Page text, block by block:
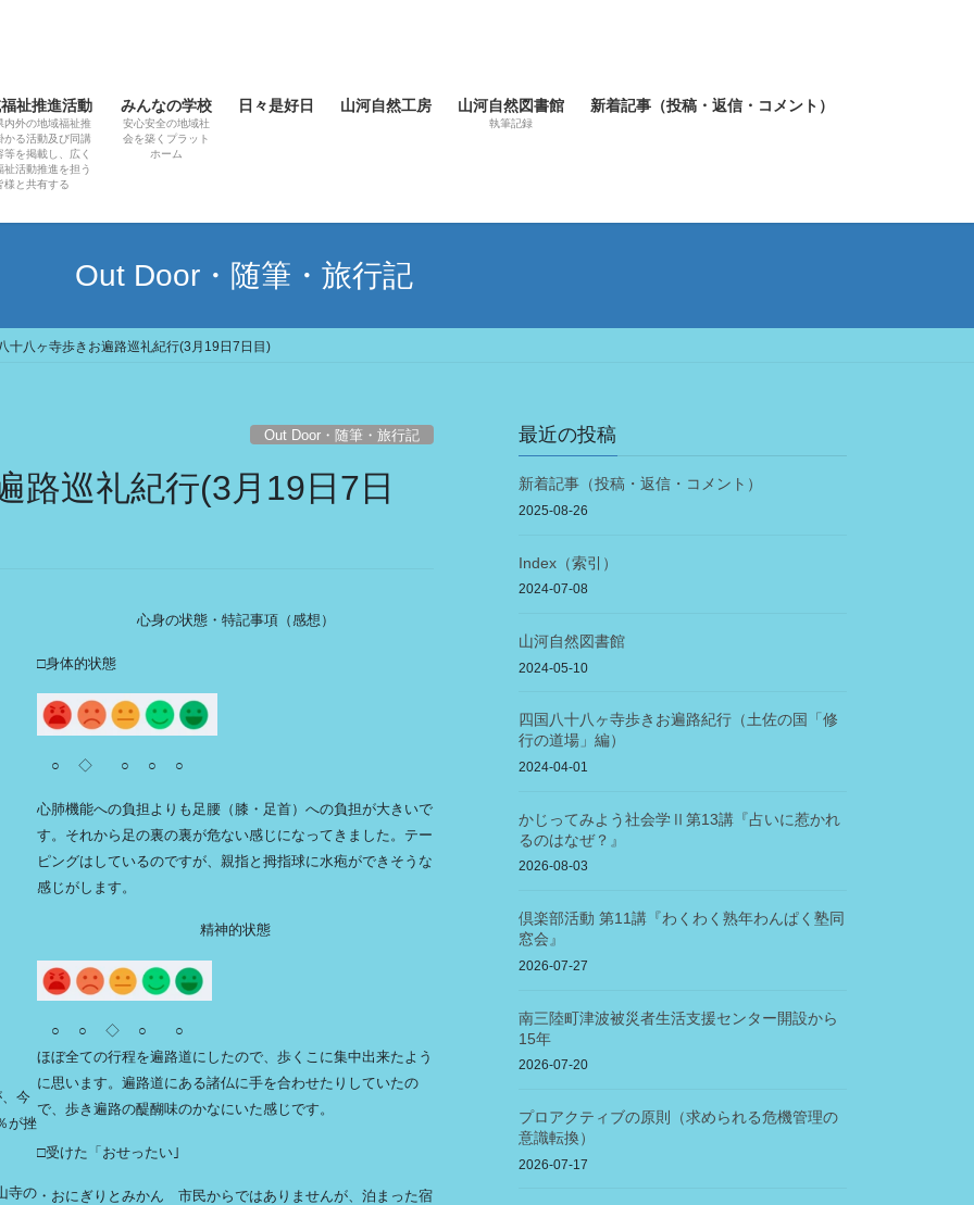
祉推進活動
内外の地域福祉推
かる活動及び同講
等を掲載し、広く
祉活動推進を担う
様と共有する
みんなの学校
安心安全の地域社
会を築くプラット
ホーム
日々是好日 山河自然工房 山河自然図書館
執筆記録
新着記事（投稿・返信・コメント）
Out Door・随筆・旅行記
十八ヶ寺歩きお遍路巡礼紀行(3月19日7日目)
Out Door・随筆・旅行記
路巡礼紀行(3月19日7日
今
が挫
寺の
心身の状態・特記事項（感想）
□身体的状態
○ ◇ ○ ○ ○
心肺機能への負担よりも足腰（膝・足首）への負担が大きいで
す。それから足の裏の裏が危ない感じになってきました。テー
ピングはしているのですが、親指と拇指球に水疱ができそうな
感じがします。
精神的状態
○ ○ ◇ ○ ○
ほぼ全ての行程を遍路道にしたので、歩くこに集中出来たよう
に思います。遍路道にある諸仏に手を合わせたりしていたの
で、歩き遍路の醍醐味のかなにいた感じです。
□受けた「おせったい｣
・おにぎりとみかん 市民からではありませんが、泊まった宿
最近の投稿
新着記事（投稿・返信・コメント）
2025-08-26
Index（索引）
2024-07-08
山河自然図書館
2024-05-10
四国八十八ヶ寺歩きお遍路紀行（土佐の国「修
行の道場」編）
2024-04-01
かじってみよう社会学Ⅱ第13講『占いに惹かれ
るのはなぜ？』
2026-08-03
倶楽部活動 第11講『わくわく熟年わんぱく塾同
窓会』
2026-07-27
南三陸町津波被災者生活支援センター開設から
15年
2026-07-20
プロアクティブの原則（求められる危機管理の
意識転換）
2026-07-17